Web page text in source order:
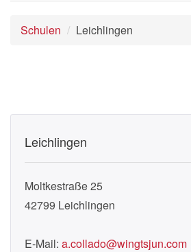
Schulen Leichlingen
Leichlingen
Moltkestraße 25
42799 Leichlingen
E-Mail: a.collado@wingtsjun.com